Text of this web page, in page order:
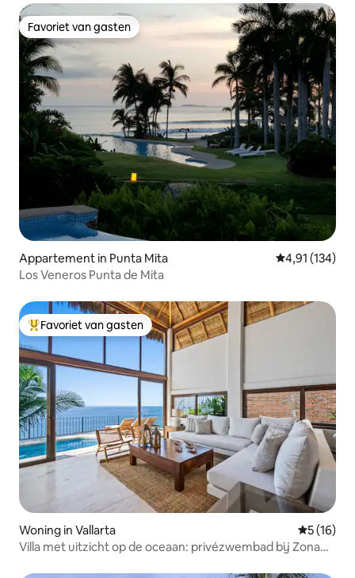
Favoriet van gasten
Favoriet van gasten
Appartement in Punta Mita Gemiddelde
4,91 (134)
Los Veneros Punta de Mita
Topfavoriet van gasten
Favoriet van gasten
Woning in Vallarta
5 (16)
Villa met uitzicht op de oceaan: privézwembad bij Zona